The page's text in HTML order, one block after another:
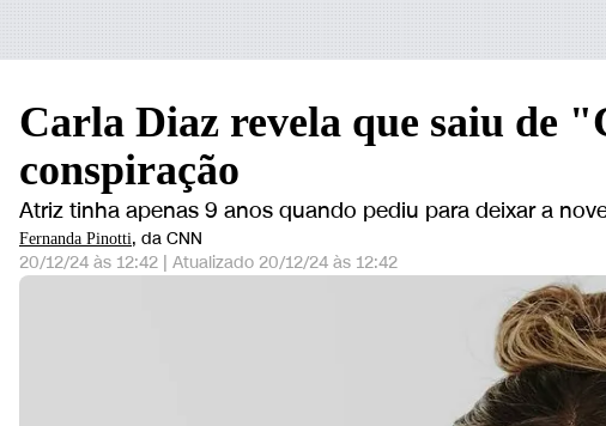
Carla Diaz revela que saiu de
conspiração
Atriz tinha apenas 9 anos quando pediu para deixar a
Fernanda Pinotti, da CNN
20/12/24 às 12:42 | Atualizado 20/12/24 às 12:42